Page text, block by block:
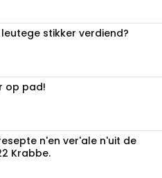
stikker verdiend?
op pad!
n'en ver'ale n'uit de
Krabbe.